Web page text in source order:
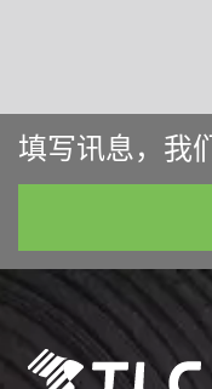
填写讯息，我